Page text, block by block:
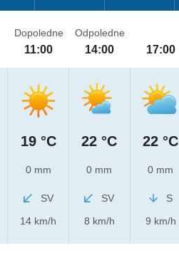
Dopoledne
11:00
19 °C
0 mm
SV
14 km/h
Odpoledne
14:00
22 °C
0 mm
SV
8 km/h
17:00
22 °C
0 mm
S
9 km/h